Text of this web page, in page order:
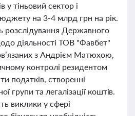
у тіньовий сектор і
на 3-4 млрд грн на рік.
розслідування Державного
діяльності ТОВ "Фавбет"
з Андрієм Матюхою,
контролі резидентом
податків, створенні
групи та легалізації коштів.
виклики у сфері